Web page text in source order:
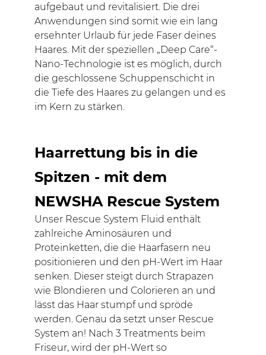
aufgebaut und revitalisiert. Die drei
Anwendungen sind somit wie ein lang
ersehnter Urlaub für jede Faser deines
Haares. Mit der speziellen „Deep Care“-
Nano-Technologie ist es möglich, durch
die geschlossene Schuppenschicht in
die Tiefe des Haares zu gelangen und es
im Kern zu stärken.
Haarrettung bis in die
Spitzen - mit dem
NEWSHA Rescue System
Unser Rescue System Fluid enthält
zahlreiche Aminosäuren und
Proteinketten, die die Haarfasern neu
positionieren und den pH-Wert im Haar
senken. Dieser steigt durch Strapazen
wie Blondieren und Colorieren an und
lässt das Haar stumpf und spröde
werden. Genau da setzt unser Rescue
System an! Nach 3 Treatments beim
Friseur, wird der pH-Wert so